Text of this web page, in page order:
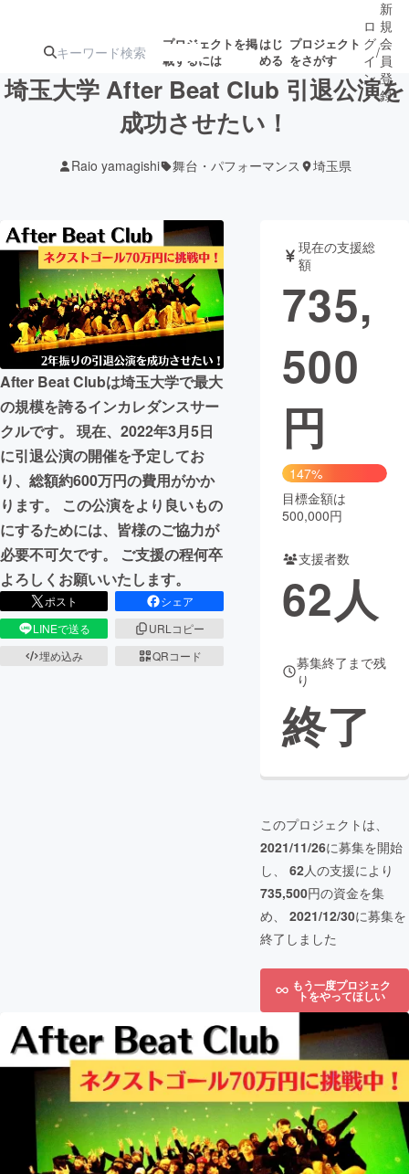
プロジェクトを掲
載するには
はじ
める
プロジェクト
をさがす
ターン
注目の新着プロ
ジェクト
募集終了が近いプ
ロジェクト
されます
アート・写真 音楽
テクノロジー・ガジェット ゲーム・サ
映像・映画
ビジネス・起業
まちづくり・地域活性化
CAMPFIRE for Social Good CAMPFIRE Creation
CAMPFIREふるさと納税machi-ya コミュニティ
ロ
グ
イ
ン
/
新
規
会
員
登
録
埼玉大学 After Beat Club 引退公演を
成功させたい！
Raio yamagishi 舞台・パフォーマンス 埼玉県
After Beat Clubは埼玉大学で最大
の規模を誇るインカレダンスサー
クルです。 現在、2022年3月5日
に引退公演の開催を予定してお
り、総額約600万円の費用がかか
ります。 この公演をより良いもの
にするためには、皆様のご協力が
必要不可欠です。 ご支援の程何卒
よろしくお願いいたします。
ポスト
シェア
LINEで送る
URLコピー
埋め込み
QRコード
現在の支援総
額
735,
500
円
147%
目標金額は
500,000円
支援者数
62人
募集終了まで残
り
終了
このプロジェクトは、
2021/11/26に募集を開始
し、 62人の支援により
735,500円の資金を集
め、 2021/12/30に募集を
終了しました
もう一度プロジェク
トをやってほしい